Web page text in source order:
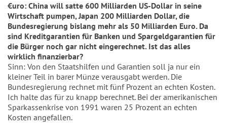
€uro: China will satte 600 Milliarden US-Dollar in seine
Wirtschaft pumpen, Japan 200 Milliarden Dollar, die
Bundesregierung bislang mehr als 50 Milliarden Euro. Da
sind Kreditgarantien für Banken und Spargeldgarantien für
die Bürger noch gar nicht eingerechnet. Ist das alles
wirklich finanzierbar?
Sinn: Von den Staatshilfen und Garantien soll ja nur ein
kleiner Teil in barer Münze verausgabt werden. Die
Bundesregierung rechnet mit fünf Prozent an echten Kosten.
Ich halte das für zu knapp berechnet. Bei der amerikanischen
Sparkassenkrise von 1991 waren 25 Prozent an echten
Kosten angefallen.